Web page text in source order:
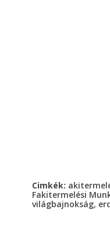
Cimkék:
Fakitermelési
világbajnokság,